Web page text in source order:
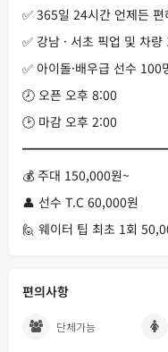
✅ 365일 24시간 언제든 편
✅ 강남 · 서초 픽업 및 차
✅ 아이돌·배우급 선수
🕗 오픈 오후 8:00
🕑 마감 오후 2:00
💰 주대 150,000원~
👤 선수 T.C 60,000원
🙋 웨이터 팁 최초 1회
편의사항
단체가능